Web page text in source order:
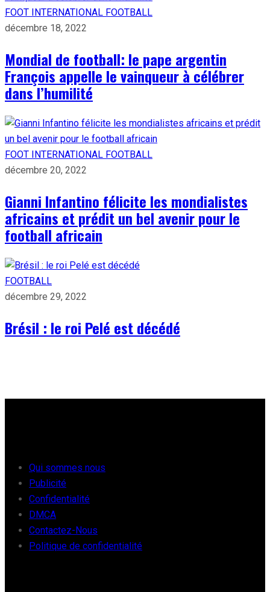
FOOT INTERNATIONAL FOOTBALL
décembre 18, 2022
Mondial de football: le pape argentin
François appelle le vainqueur à célébrer
dans l’humilité
FOOT INTERNATIONAL FOOTBALL
décembre 20, 2022
Gianni Infantino félicite les mondialistes
africains et prédit un bel avenir pour le
football africain
FOOTBALL
décembre 29, 2022
Brésil : le roi Pelé est décédé
Qui sommes nous
Publicité
Confidentialité
DMCA
Contactez-Nous
Politique de confidentialité